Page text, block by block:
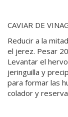
CAVIAR DE
Reducir a la
el jerez. Pesar
Levantar el
jeringuilla y
para formar las
colador y